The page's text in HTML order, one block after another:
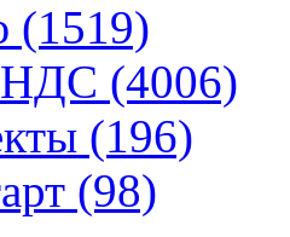
(1519)
(4006)
(196)
(98)